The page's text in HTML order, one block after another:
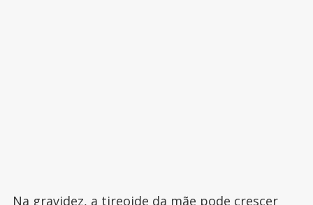
Na gravidez, a tireoide da mãe pode crescer